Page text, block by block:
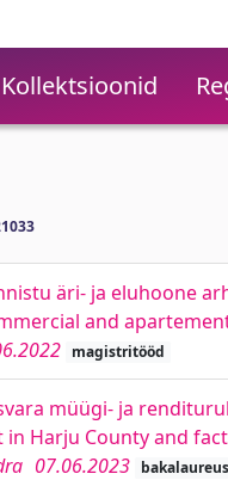
Kollektsioonid
äri- ja eluhoone
and
magistritööd
müügi- ja
Harju County and
07.06.2023